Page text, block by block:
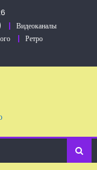
Видеоканалы
Ретро